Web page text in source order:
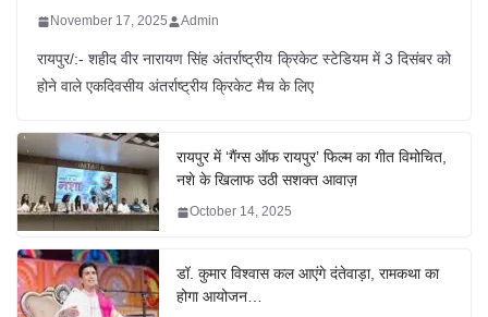
November 17, 2025 Admin
रायपुर/:- शहीद वीर नारायण सिंह अंतर्राष्ट्रीय क्रिकेट स्टेडियम में 3 दिसंबर को
होने वाले एकदिवसीय अंतर्राष्ट्रीय क्रिकेट मैच के लिए
रायपुर में ‘गैंग्स ऑफ रायपुर’ फिल्म का गीत विमोचित,
नशे के खिलाफ उठी सशक्त आवाज़
October 14, 2025
डॉ. कुमार विश्वास कल आएंगे दंतेवाड़ा, रामकथा का
होगा आयोजन…